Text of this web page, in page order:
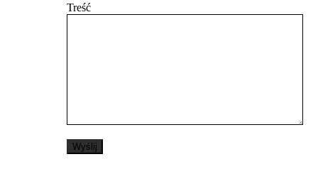
Treść